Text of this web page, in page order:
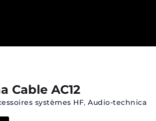
Cable AC12
systèmes HF,Audio-technica